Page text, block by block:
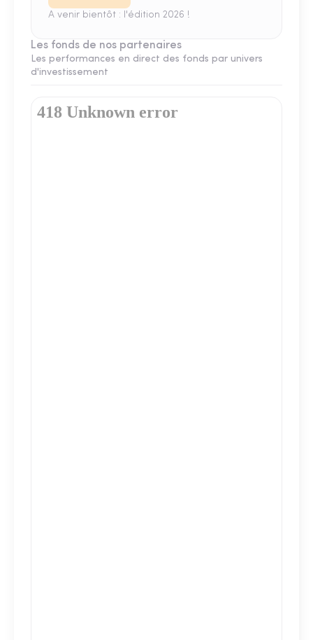
A venir bientôt : l'édition 2026 !
Les fonds de nos partenaires
Les performances en direct des fonds par univers
d'investissement